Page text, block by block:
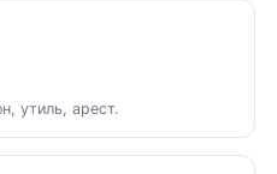
утиль, арест.